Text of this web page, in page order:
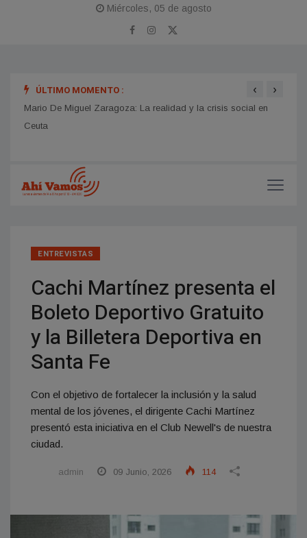
Miércoles, 05 de agosto
ÚLTIMO MOMENTO :
Mario De Miguel Zaragoza: La realidad y la crisis social en
Ceuta
‹ ›
ENTREVISTAS
Cachi Martínez presenta el
Boleto Deportivo Gratuito
y la Billetera Deportiva en
Santa Fe
Con el objetivo de fortalecer la inclusión y la salud
mental de los jóvenes, el dirigente Cachi Martínez
presentó esta iniciativa en el Club Newell's de nuestra
ciudad.
admin 09 Junio, 2026 114